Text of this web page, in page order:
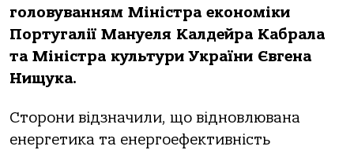
головуванням Міністра економіки
Португалії Мануеля Калдейра Кабрала
та Міністра культури України Євгена
Нищука.
Сторони відзначили, що відновлювана
енергетика та енергоефективність